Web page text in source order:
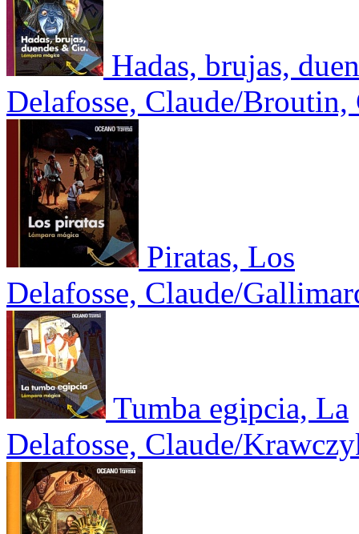
Hadas, brujas,
Delafosse, Claude/Broutin,
Piratas, Los
Delafosse, Claude/
Tumba egipcia, La
Delafosse, Claude/